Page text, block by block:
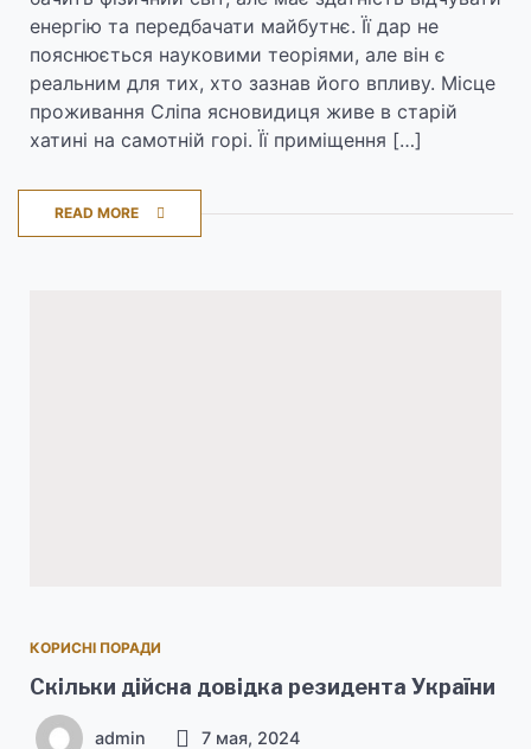
енергію та передбачати майбутнє. Її дар не
пояснюється науковими теоріями, але він є
реальним для тих, хто зазнав його впливу. Місце
проживання Сліпа ясновидиця живе в старій
хатині на самотній горі. Її приміщення […]
READ MORE
КОРИСНІ ПОРАДИ
Скільки дійсна довідка резидента України
admin 7 мая, 2024